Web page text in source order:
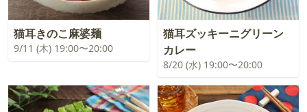
猫耳きのこ麻婆麺
9/11 (木) 19:00〜20:00
猫耳ズッキーニグリーン
カレー
8/20 (水) 19:00〜20:00